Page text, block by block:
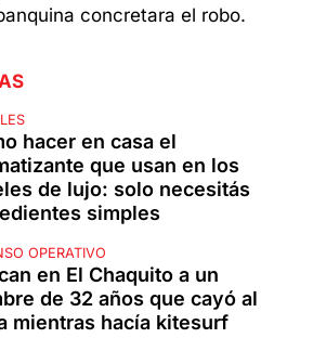
concretara el robo.
hacer en casa el
que usan en los
de lujo: solo necesitás
simples
OPERATIVO
en El Chaquito a un
de 32 años que cayó al
mientras hacía kitesurf